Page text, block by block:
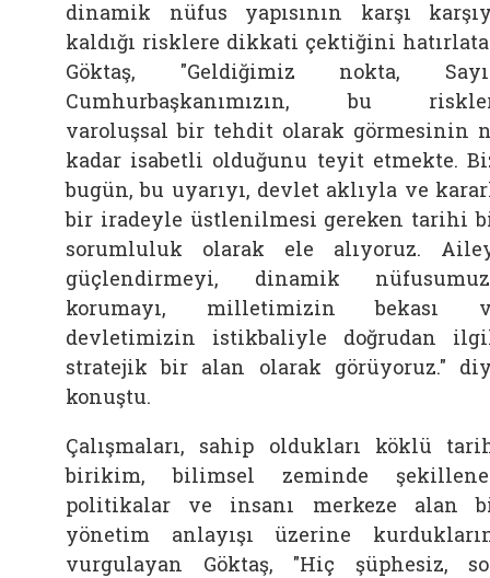
dinamik nüfus yapısının karşı
kaldığı risklere dikkati çektiğini
Göktaş, "Geldiğimiz nokta,
Cumhurbaşkanımızın, bu
varoluşsal bir tehdit olarak görmesinin
kadar isabetli olduğunu teyit etmekte.
bugün, bu uyarıyı, devlet aklıyla ve
bir iradeyle üstlenilmesi gereken tarihi
sorumluluk olarak ele alıyoruz.
güçlendirmeyi, dinamik
korumayı, milletimizin bekası
devletimizin istikbaliyle doğrudan
stratejik bir alan olarak görüyoruz."
konuştu.
Çalışmaları, sahip oldukları köklü
birikim, bilimsel zeminde
politikalar ve insanı merkeze alan
yönetim anlayışı üzerine
vurgulayan Göktaş, "Hiç şüphesiz,